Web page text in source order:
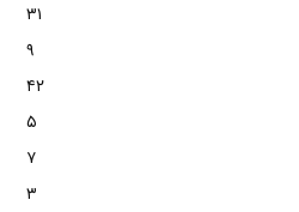
۳۱
۹
۴۲
۵
۷
۳